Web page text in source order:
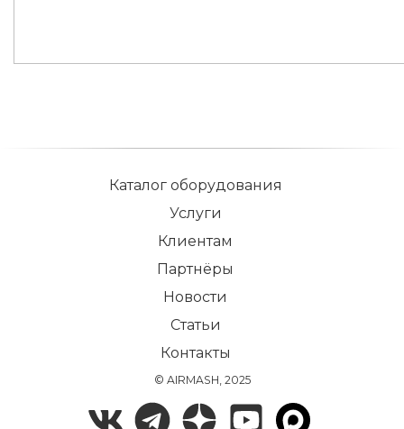
© AIRMASH, 2025
Каталог оборудования
Услуги
Клиентам
Партнёры
Новости
Статьи
Контакты